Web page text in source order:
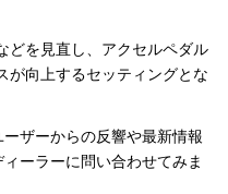
を見直し、アクセルペダル
が向上するセッティングとな
ザーからの反響や最新情報
ーラーに問い合わせてみま